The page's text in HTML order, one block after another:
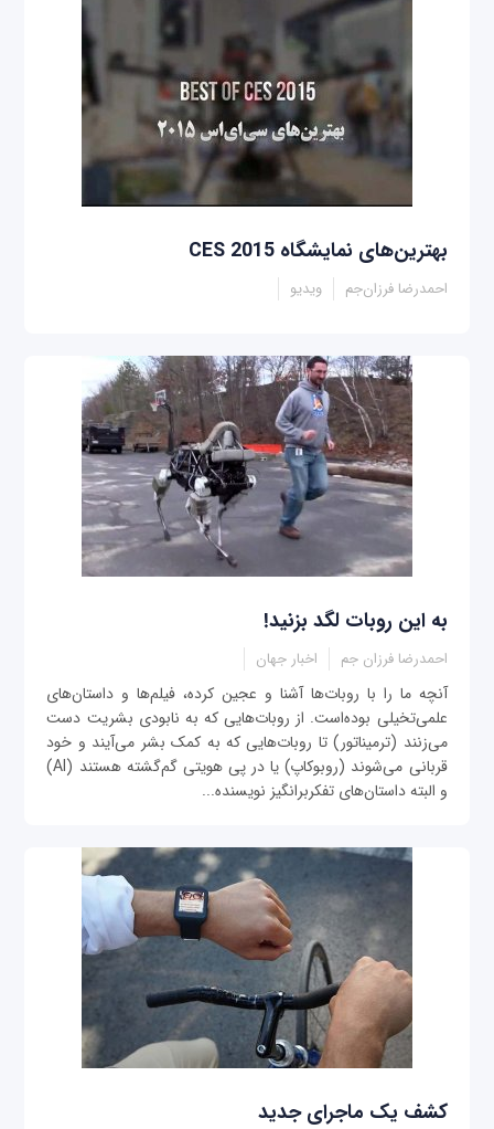
بهترین‌های نمایشگاه CES 2015
احمدرضا فرزان‌جم ویدیو
به این روبات لگد بزنید!
احمدرضا فرزان جم اخبار جهان
آنچه ما را با روبات‌ها آشنا و عجین کرده، فیلم‌ها و داستان‌های
علمی‌تخیلی بوده‌است. از روبات‌هایی که به نابودی بشریت دست
می‌زنند (ترمیناتور) تا روبات‌هایی که به کمک بشر می‌آیند و خود
قربانی می‌شوند (روبوکاپ) یا در پی هویتی گم‌گشته هستند (AI)
و البته داستان‌های تفکربرانگیز نویسنده...
کشف یک ماجرای جدید